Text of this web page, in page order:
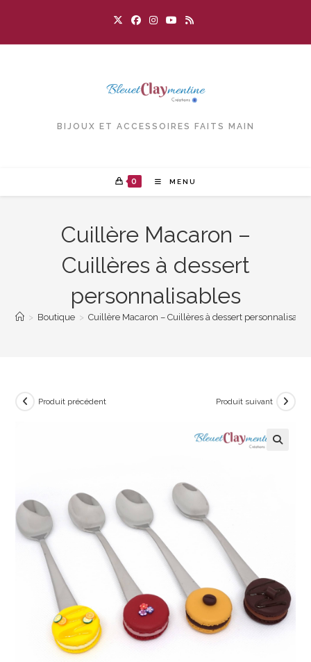
content
BIJOUX ET ACCESSOIRES FAITS MAIN
0 MENU
Cuillère Macaron –
Cuillères à dessert
personnalisables
> Boutique > Cuillère Macaron – Cuillères à dessert
Produit précédent Produit suivant